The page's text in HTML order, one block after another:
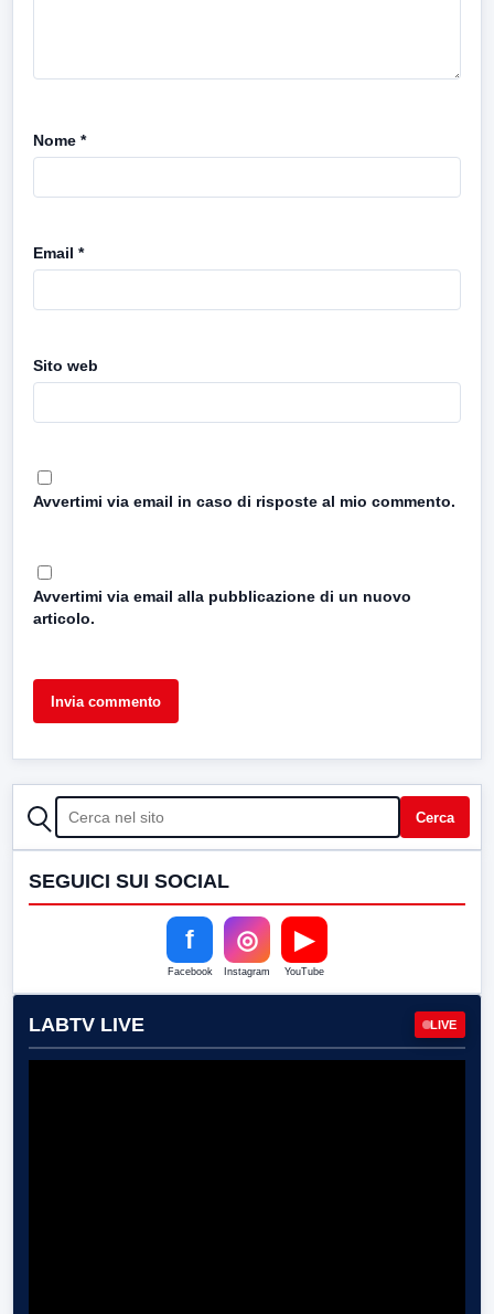
Nome *
Email *
Sito web
Avvertimi via email in caso di risposte al mio commento.
Avvertimi via email alla pubblicazione di un nuovo
articolo.
CERCA Cerca
SEGUICI SUI SOCIAL
f
Facebook
◎
Instagram
▶
YouTube
LABTV LIVE LIVE